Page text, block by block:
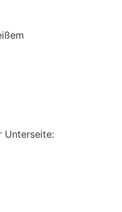
Unterseite: